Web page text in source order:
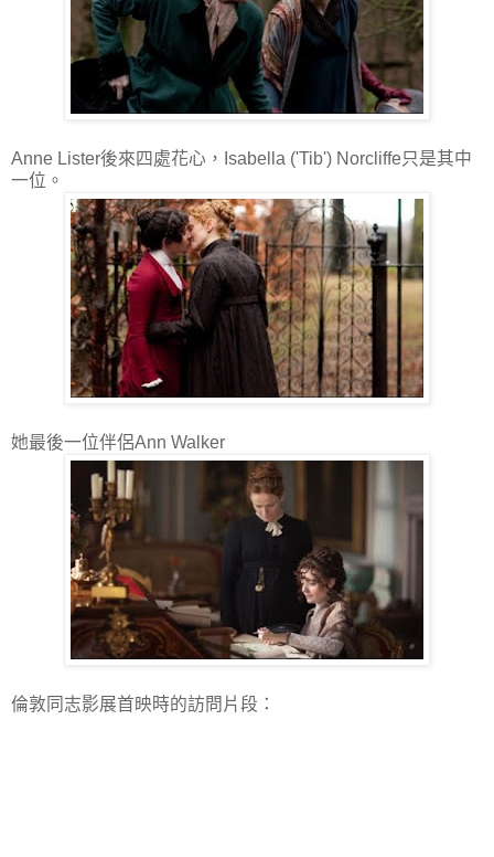
Anne Lister後來四處花心，Isabella ('Tib') Norcliffe只是其中
一位。
她最後一位伴侶Ann Walker
倫敦同志影展首映時的訪問片段：